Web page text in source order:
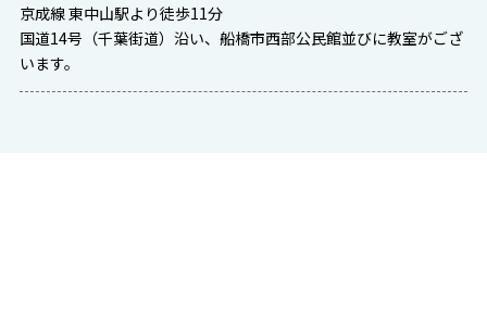
京成線 東中山駅より徒歩11分
国道14号（千葉街道）沿い、船橋市西部公民館並びに教室がござ
います。